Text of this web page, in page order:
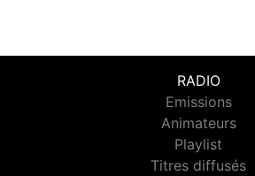
RADIO
Emissions
Animateurs
Playlist
Titres diffusés